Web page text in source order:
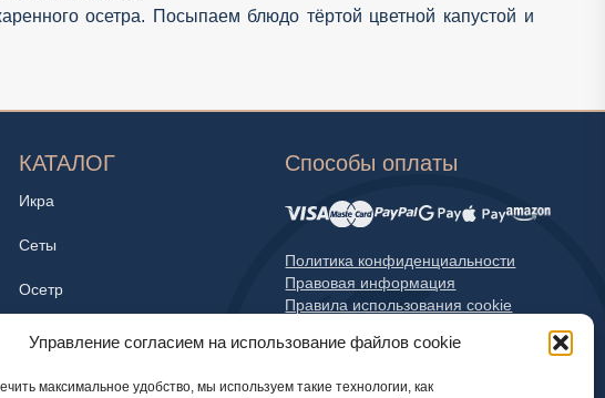
Управление согласием на использование файлов cookie
максимальное удобство, мы используем такие технологии, как
осетра. Посыпаем блюдо тёртой цветной капустой и
КАТАЛОГ
Икра
Сеты
Осетр
Закуски
Способы оплаты
Политика конфиденциальности
Правовая информация
Правила использования cookie